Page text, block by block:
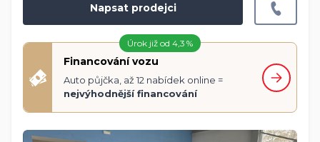
Napsat prodejci
Úrok již od 4,3 %
Financování vozu
Auto půjčka, až 12 nabídek online =
nejvýhodnější financování